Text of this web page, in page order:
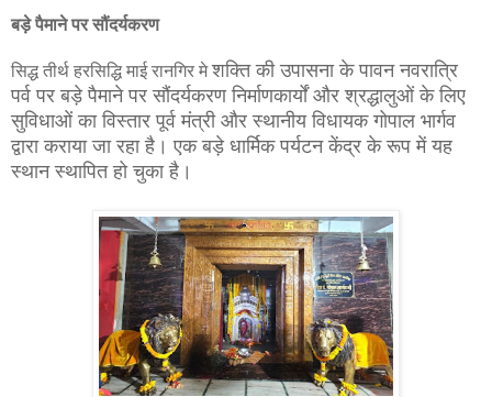
बड़े पैमाने पर सौंदर्यकरण
सिद्ध तीर्थ हरसिद्धि माई रानगिर मेशक्ति की उपासना के पावन नवरात्रि
पर्व पर बड़े पैमाने पर सौंदर्यकरण निर्माणकार्यों और श्रद्धालुओं के लिए
सुविधाओं का विस्तार पूर्व मंत्री और स्थानीय विधायक गोपाल भार्गव
द्वारा कराया जा रहा है। एक बड़े धार्मिक पर्यटन केंद्र के रूप में यह
स्थान स्थापित हो चुका है।